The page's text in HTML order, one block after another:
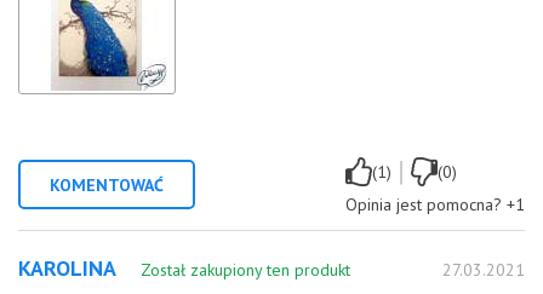
KOMENTOWAĆ
(1) |
(0)
Opinia jest pomocna? +1
KAROLINA Został zakupiony ten produkt 27.03.2021